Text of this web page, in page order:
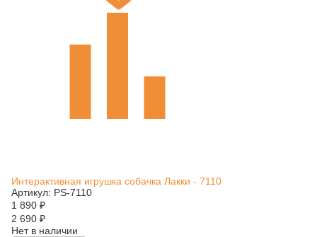
Интерактивная игрушка собачка Лакки - 7110
Артикул: PS-7110
1 890 ₽
2 690 ₽
Нет в наличии